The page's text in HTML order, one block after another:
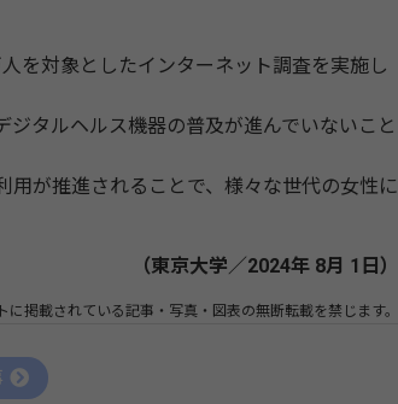
を対象としたインターネット調査を実施し
タルヘルス機器の普及が進んでいないこと
が推進されることで、様々な世代の女性に
（東京大学／2024年 8月 1日）
に掲載されている記事・写真・図表の無断転載を禁じます。